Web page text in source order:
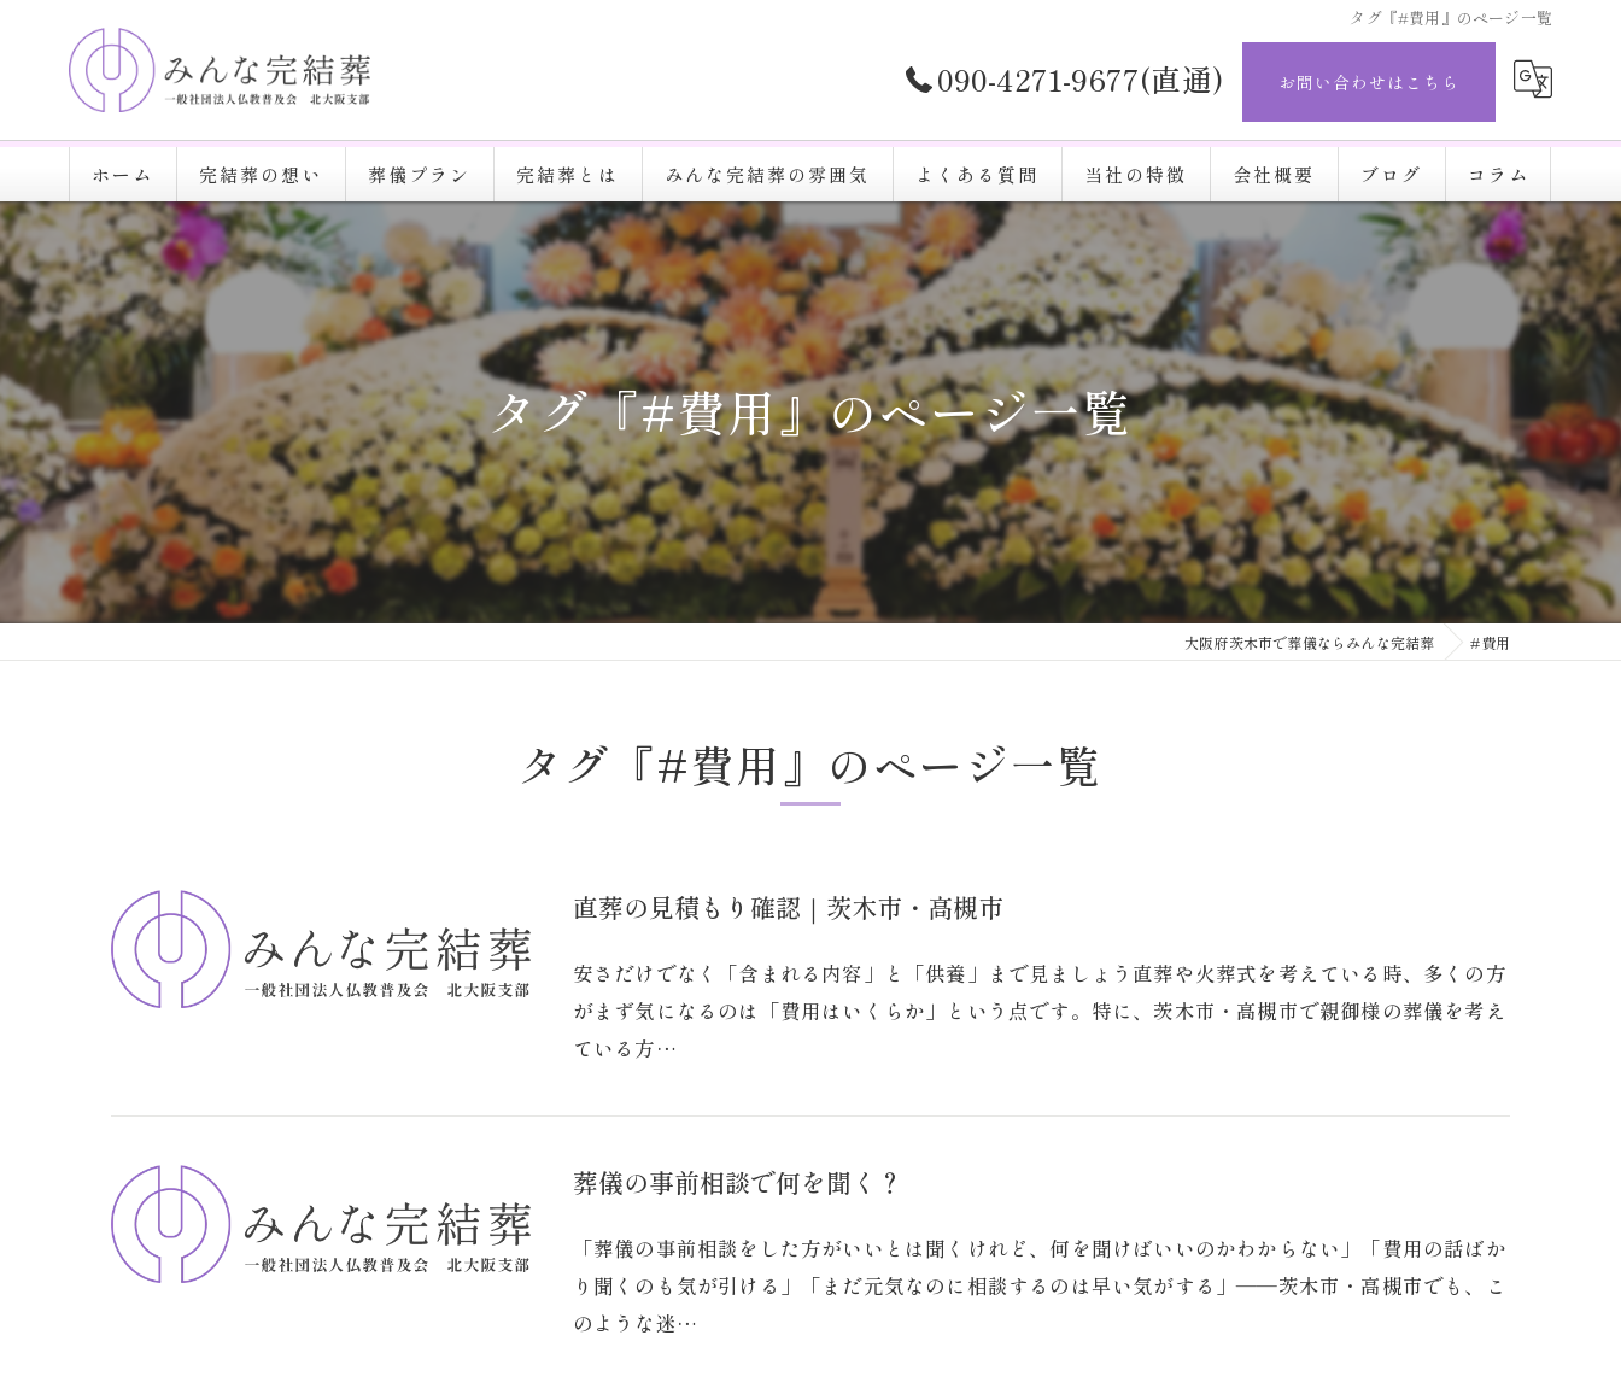
タグ『#費用』のページ一覧
090-4271-9677(直通) お問い合わせはこちら
ホーム 完結葬の想い 葬儀プラン 完結葬とは みんな完結葬の雰囲気 よくある質問 当社の特徴
直葬
完結葬
施設
火葬
安い
会社概要 ブログ コラム
タグ『#費用』のページ一覧
大阪府茨木市で葬儀ならみんな完結葬 #費用
タグ『#費用』のページ一覧
直葬の見積もり確認｜茨木市・高槻市
安さだけでなく「含まれる内容」と「供養」まで見ましょう直葬や火葬式を考えている時、多くの方
がまず気になるのは「費用はいくらか」という点です。特に、茨木市・高槻市で親御様の葬儀を考え
ている方…
葬儀の事前相談で何を聞く？
「葬儀の事前相談をした方がいいとは聞くけれど、何を聞けばいいのかわからない」「費用の話ばか
り聞くのも気が引ける」「まだ元気なのに相談するのは早い気がする」――茨木市・高槻市でも、こ
のような迷…